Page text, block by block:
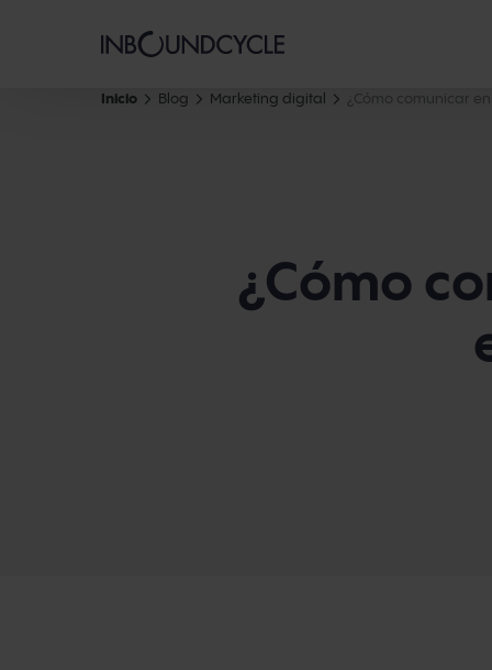
Inicio Blog Marketing digital ¿Cómo comunicar
¿Cómo